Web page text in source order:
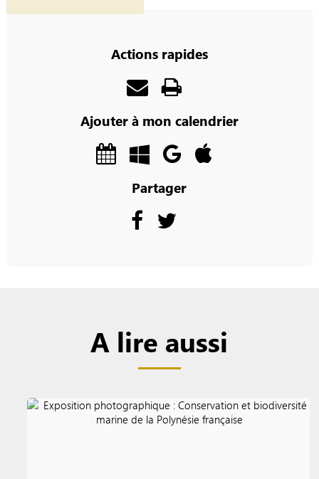
Actions rapides
Ajouter à mon calendrier
Partager
A lire aussi